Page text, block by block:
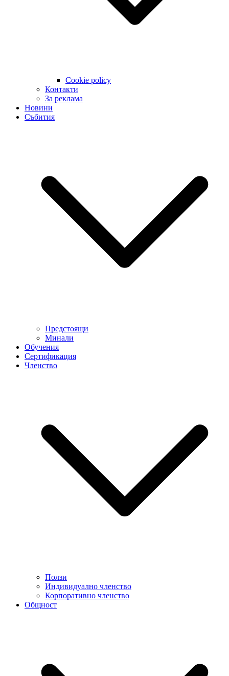
Cookie policy
Контакти
За реклама
Новини
Събития
Предстоящи
Минали
Обучения
Сертификация
Членство
Ползи
Индивидуално членство
Корпоративно членство
Общност